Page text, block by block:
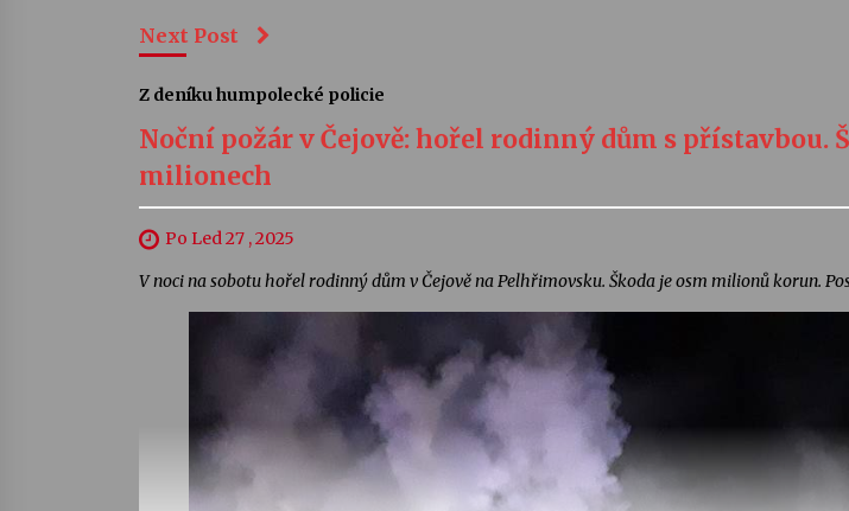
Next Post
Z deníku humpolecké policie
Noční požár v Čejově: hořel rodinný dům s přístavbou.
milionech
Po Led 27 , 2025
V noci na sobotu hořel rodinný dům v Čejově na Pelhřimovsku. Škoda je osm milionů korun.